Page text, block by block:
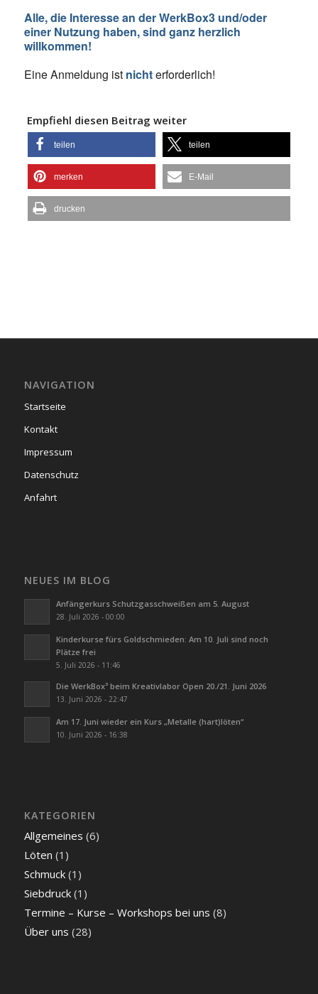
Alle, die Interesse an der WerkBox3 und/oder
einer Nutzung haben, sind ganz herzlich
willkommen!
Eine Anmeldung ist nichterforderlich!
Empfiehl diesen Beitrag weiter
teilen teilen
merken E-Mail
drucken
NAVIGATION
Startseite
Kontakt
Impressum
Datenschutz
Anfahrt
NEUES IM BLOG
Anfängerkurs Schutzgasschweißen am 5. August
28. Juli 2026 - 00:00
Kinderkurse fürs Goldschmieden: Am 10. Juli sind noch
Plätze frei
5. Juli 2026 - 11:46
Die WerkBox³ beim Kreativlabor Open 20./21. Juni 2026
13. Juni 2026 - 22:47
Am 17. Juni wieder ein Kurs „Metalle (hart)löten“
10. Juni 2026 - 16:38
KATEGORIEN
Allgemeines (6)
Löten (1)
Schmuck(1)
Siebdruck(1)
Termine – Kurse – Workshops bei uns (8)
Über uns (28)